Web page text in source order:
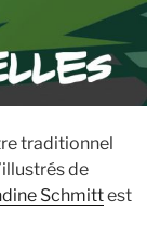
traditionnel
de
Schmittest